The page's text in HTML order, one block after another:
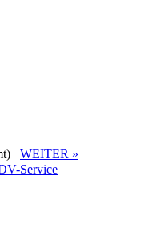
WEITER »
Service